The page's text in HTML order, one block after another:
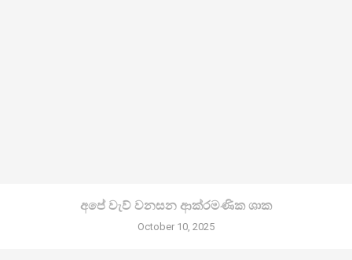
අපේ වැව් වනසන ආක්රමණික ශාක
October 10, 2025